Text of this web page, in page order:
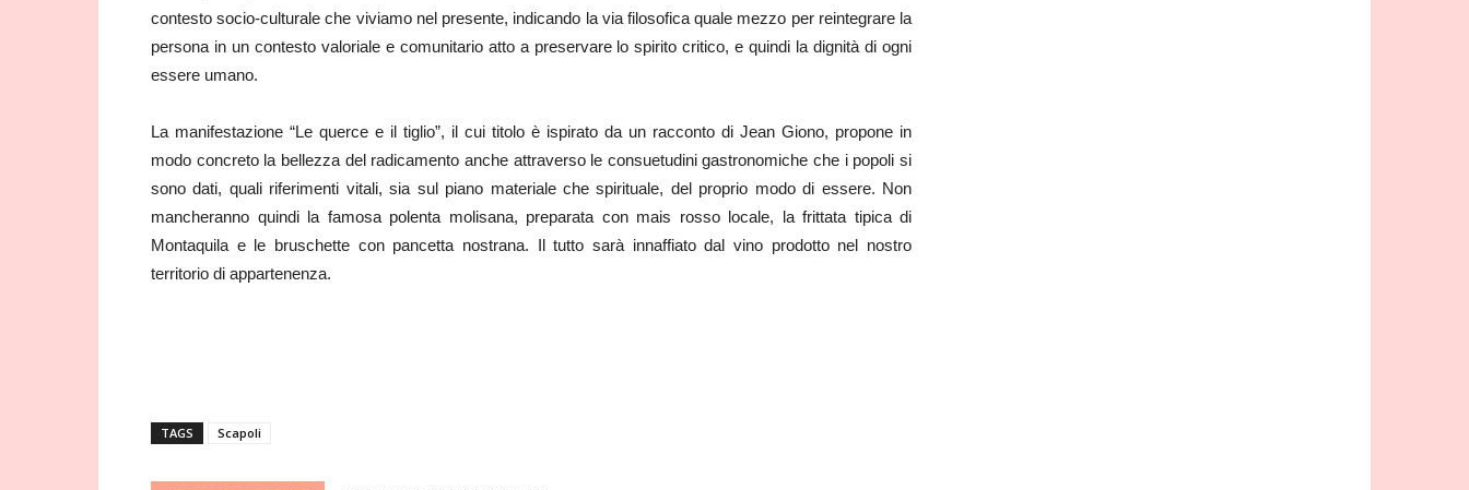
contesto socio-culturale che viviamo nel presente, indicando la via filosofica quale mezzo per reintegrare la
persona in un contesto valoriale e comunitario atto a preservare lo spirito critico, e quindi la dignità di ogni
essere umano.
La manifestazione “Le querce e il tiglio”, il cui titolo è ispirato da un racconto di Jean Giono, propone in
modo concreto la bellezza del radicamento anche attraverso le consuetudini gastronomiche che i popoli si
sono dati, quali riferimenti vitali, sia sul piano materiale che spirituale, del proprio modo di essere. Non
mancheranno quindi la famosa polenta molisana, preparata con mais rosso locale, la frittata tipica di
Montaquila e le bruschette con pancetta nostrana. Il tutto sarà innaffiato dal vino prodotto nel nostro
territorio di appartenenza.
TAGS Scapoli